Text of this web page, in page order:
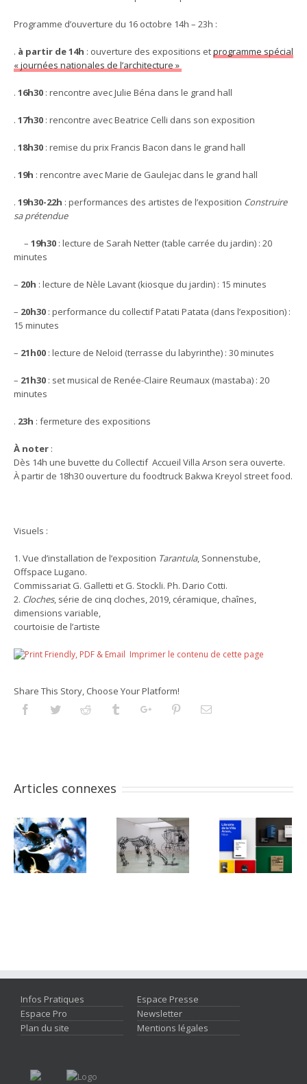
Programme d’ouverture du 16 octobre 14h – 23h :
. à partir de 14h : ouverture des expositions etprogramme spécial
« journées nationales de l’architecture »
. 16h30 : rencontre avec Julie Béna dans le grand hall
. 17h30 : rencontre avec Beatrice Celli dans son exposition
. 18h30 : remise du prix Francis Bacon dans le grand hall
. 19h : rencontre avec Marie de Gaulejac dans le grand hall
. 19h30-22h : performances des artistes de l’exposition Construire
sa prétendue
– 19h30 : lecture de Sarah Netter (table carrée du jardin) : 20
minutes
– 20h : lecture de Nèle Lavant (kiosque du jardin) : 15 minutes
– 20h30 : performance du collectif Patati Patata (dans l’exposition) :
15 minutes
– 21h00 : lecture de Neloid (terrasse du labyrinthe) : 30 minutes
– 21h30 : set musical de Renée-Claire Reumaux (mastaba) : 20
minutes
. 23h : fermeture des expositions
À noter :
Dès 14h une buvette du Collectif Accueil Villa Arson sera ouverte.
À partir de 18h30 ouverture du foodtruck Bakwa Kreyol street food.
Visuels :
1. Vue d’installation de l’exposition Tarantula, Sonnenstube,
Offspace Lugano.
Commissariat G. Galletti et G. Stockli. Ph. Dario Cotti.
2. Cloches, série de cinq cloches, 2019, céramique, chaînes,
dimensions variable,
courtoisie de l’artiste
Imprimer le contenu de cette page
Share This Story, Choose Your Platform!
FacebookTwitterReddit TumblrGoogleplusPinterestEmail
Articles connexes
Infos Pratiques
Espace Presse
Espace Pro
Newsletter
Plan du site
Mentions légales